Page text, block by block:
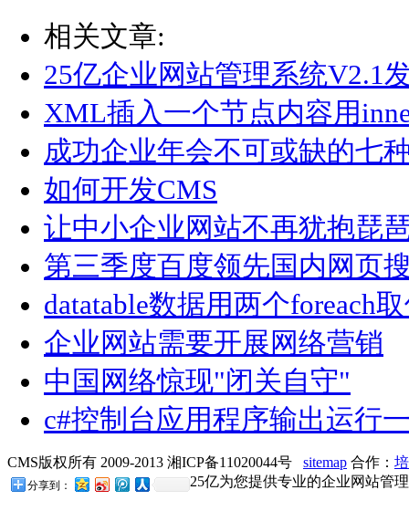
相关文章:
25亿企业网站管理系统V2.1
XML插入一个节点内容用
成功企业年会不可或缺的七
如何开发CMS
让中小企业网站不再犹抱琵
第三季度百度领先国内网页
datatable数据用两个foreach
企业网站需要开展网络营销
中国网络惊现"闭关自守"
c#控制台应用程序输出运行
CMS版权所有 2009-2013 湘ICP备11020044号 sitemap 合作：
25亿为您提供专业的企业网站管
分享到：